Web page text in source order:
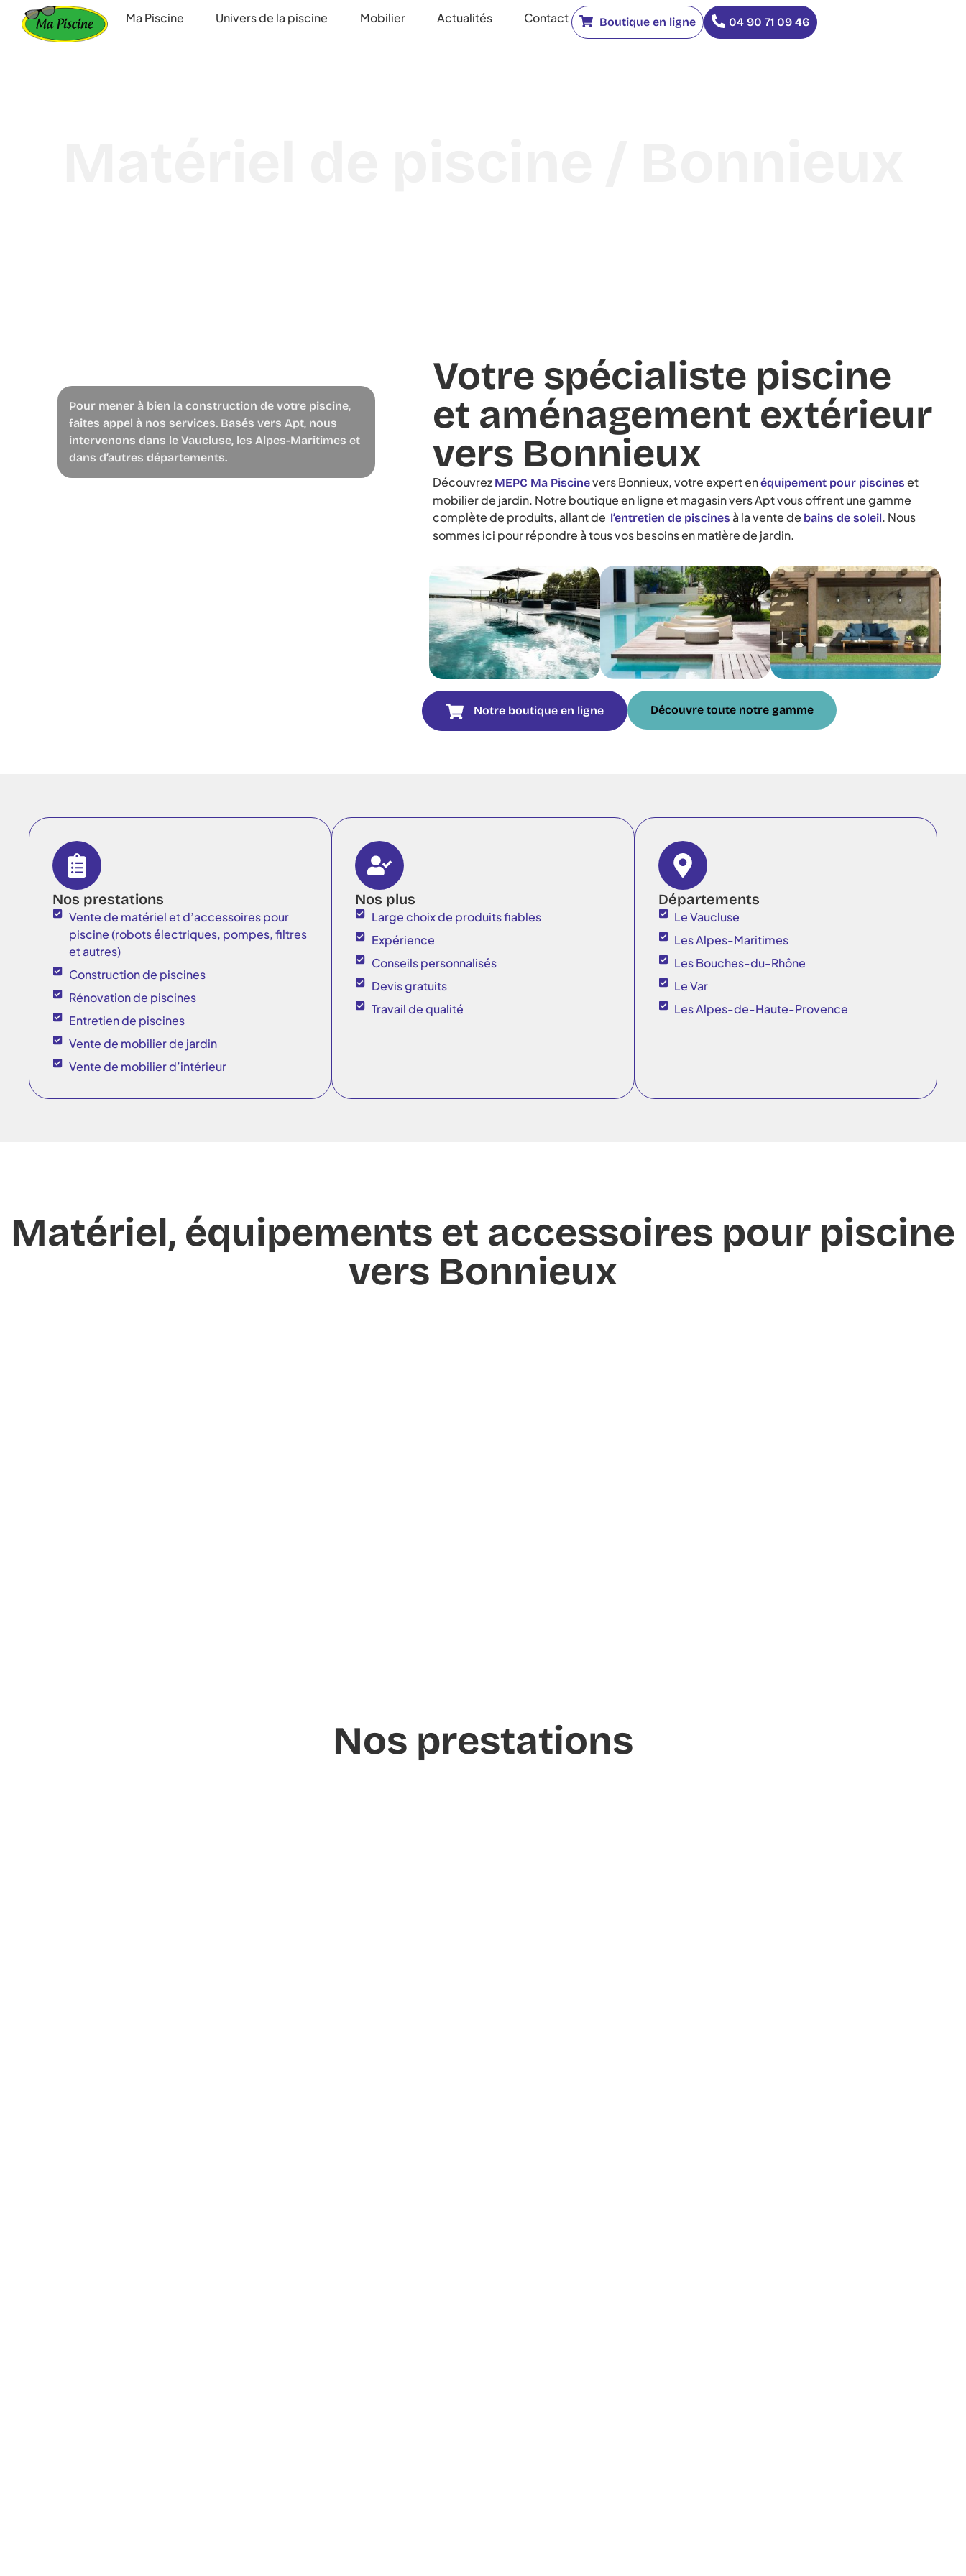
principal
Ma Piscine Univers de la piscine Mobilier Actualités Contact Boutique en ligne 04 90 71 09 46
Pour mener à bien la construction de votre piscine,
faites appel à nos services. Basés vers Apt, nous
intervenons dans le Vaucluse, les Alpes-Maritimes et
dans d’autres départements.
Votre spécialiste piscine
et aménagement extérieur
vers Bonnieux
Découvrez MEPC Ma Piscinevers Bonnieux, votre expert enéquipement pour piscines et
mobilier de jardin. Notre boutique en ligne et magasin vers Apt vous offrent une gamme
complète de produits, allant de l’entretien de piscines à la vente de bains de soleil. Nous
sommes ici pour répondre à tous vos besoins en matière de jardin.
Notre boutique en ligne Découvre toute notre gamme
Nos prestations
Vente de matériel et d’accessoires pour
piscine (robots électriques, pompes, filtres
et autres)
Construction de piscines
Rénovation de piscines
Entretien de piscines
Vente de mobilier de jardin
Vente de mobilier d’intérieur
Nos plus
Large choix de produits fiables
Expérience
Conseils personnalisés
Devis gratuits
Travail de qualité
Départements
Le Vaucluse
Les Alpes-Maritimes
Les Bouches-du-Rhône
Le Var
Les Alpes-de-Haute-Provence
Matériel, équipements et accessoires pour piscine
vers Bonnieux
Nos prestations